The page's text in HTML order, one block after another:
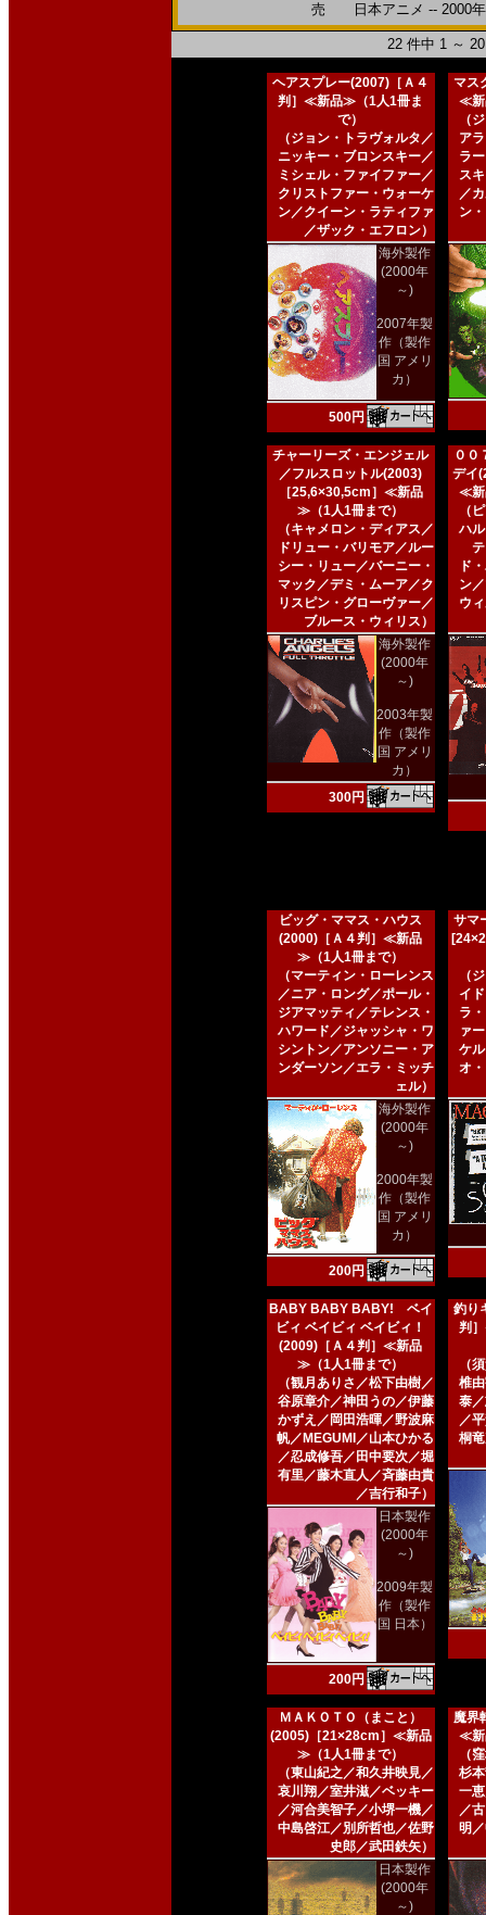
売 日本アニメ -- 2000
22 件中 1 ～
ヘアスプレー(2007)［Ａ４
判］≪新品≫（1人1冊ま
で）
（ジョン・トラヴォルタ／
ニッキー・ブロンスキー／
ミシェル・ファイファー／
クリストファー・ウォーケ
ン／クイーン・ラティファ
／ザック・エフロン）
海外製作
(2000年
～)
2007年製
作（製作
国 アメリ
カ）
500円
マス
≪新
（
ア
ラ
ス
／
ン
チャーリーズ・エンジェル
／フルスロットル(2003)
［25,6×30,5cm］≪新品
≫（1人1冊まで）
（キャメロン・ディアス／
ドリュー・バリモア／ルー
シー・リュー／バーニー・
マック／デミ・ムーア／ク
リスピン・グローヴァー／
ブルース・ウィリス）
海外製作
(2000年
～)
2003年製
作（製作
国 アメリ
カ）
300円
００
デイ
≪新
（
ハ
ド
ン
ウ
ビッグ・ママス・ハウス
(2000)［Ａ４判］≪新品
≫（1人1冊まで）
（マーティン・ローレンス
／ニア・ロング／ポール・
ジアマッティ／テレンス・
ハワード／ジャッシャ・ワ
シントン／アンソニー・ア
ンダーソン／エラ・ミッチ
ェル）
海外製作
(2000年
～)
2000年製
作（製作
国 アメリ
カ）
200円
サマ
（
イ
ラ
ァ
ケ
オ
BABY BABY BABY! ベイ
ビィ ベイビィ ベイビィ！
(2009)［Ａ４判］≪新品
≫（1人1冊まで）
（観月ありさ／松下由樹／
谷原章介／神田うの／伊藤
かずえ／岡田浩暉／野波麻
帆／MEGUMI／山本ひかる
／忍成修吾／田中要次／堀
有里／藤木直人／斉藤由貴
／吉行和子）
日本製作
(2000年
～)
2009年製
作（製作
国 日本）
200円
釣り
判
（
椎
泰
／
桐
ＭＡＫＯＴＯ（まこと）
(2005)［21×28cm］≪新品
≫（1人1冊まで）
（東山紀之／和久井映見／
哀川翔／室井滋／ベッキー
／河合美智子／小堺一機／
中島啓江／別所哲也／佐野
史郎／武田鉄矢）
日本製作
(2000年
～)
魔界
≪新
（
杉
一
／
明